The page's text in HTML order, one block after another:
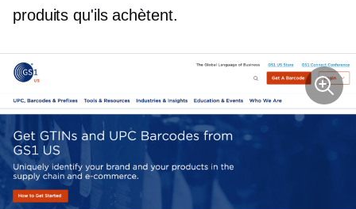
produits qu'ils achètent.